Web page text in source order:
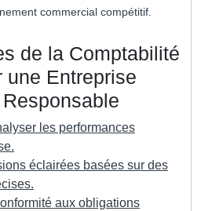
commercial compétitif.
de la Comptabilité
une Entreprise
les performances
éclairées basées sur des
aux obligations